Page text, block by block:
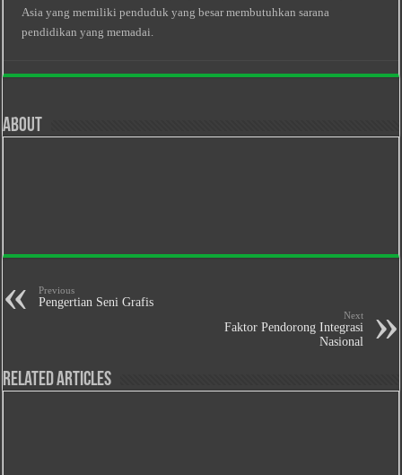
Asia yang memiliki penduduk yang besar membutuhkan sarana
pendidikan yang memadai.
About
Previous
Pengertian Seni Grafis
Next
Faktor Pendorong Integrasi
Nasional
Related Articles